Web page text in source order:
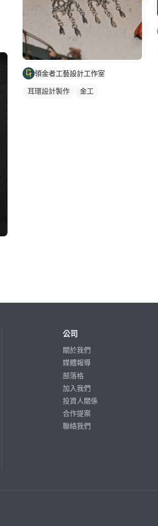
領金者工藝設計工作室
耳環設計製作 金工
公司
關於我們
媒體報導
部落格
加入我們
投資人關係
合作提案
聯絡我們